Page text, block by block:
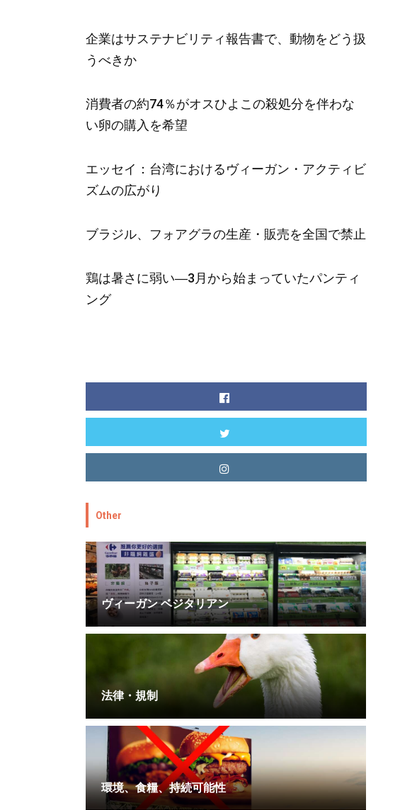
企業はサステナビリティ報告書で、動物をどう扱
うべきか
消費者の約74％がオスひよこの殺処分を伴わな
い卵の購入を希望
エッセイ：台湾におけるヴィーガン・アクティビ
ズムの広がり
ブラジル、フォアグラの生産・販売を全国で禁止
鶏は暑さに弱い―3月から始まっていたパンティ
ング
Other
ヴィーガン ベジタリアン
法律・規制
環境、食糧、持続可能性